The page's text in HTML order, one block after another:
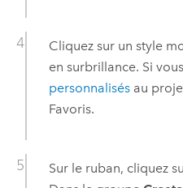
Cliquez sur un style
en surbrillance. Si
personnalisésau
Favoris.
Sur le ruban, cliquez